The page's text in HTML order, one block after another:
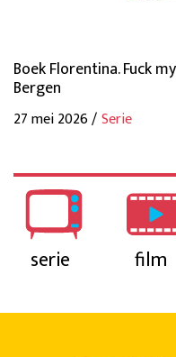
Boek Florentina. Fuck
Bergen
27 mei 2026 /Serie
serie film